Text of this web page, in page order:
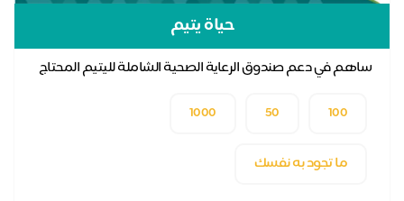
حياة يتيم
ساهم في دعم صندوق الرعاية الصحية الشاملة لليتيم المحتاج
1000
ما تجود به نفسك